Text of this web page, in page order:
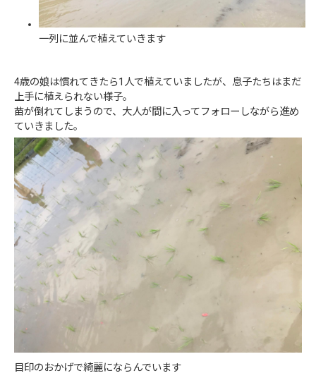
一列に並んで植えていきます
4歳の娘は慣れてきたら1人で植えていましたが、息子たちはまだ
上手に植えられない様子。
苗が倒れてしまうので、大人が間に入ってフォローしながら進め
ていきました。
目印のおかげで綺麗にならんでいます